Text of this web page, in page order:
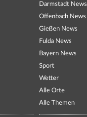
Darmstadt News
Offenbach News
Gießen News
Fulda News
Bayern News
Sport
Wetter
Alle Orte
Alle Themen